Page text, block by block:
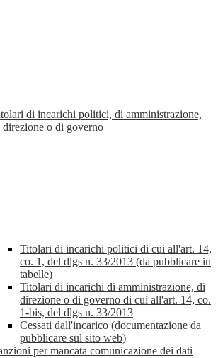
di incarichi politici, di amministrazione,
direzione o di governo
Titolari di incarichi politici di cui all'art. 14,
co. 1, del dlgs n. 33/2013 (da pubblicare in
tabelle)
Titolari di incarichi di amministrazione, di
direzione o di governo di cui all'art. 14, co.
1-bis, del dlgs n. 33/2013
Cessati dall'incarico (documentazione da
pubblicare sul sito web)
per mancata comunicazione dei dati